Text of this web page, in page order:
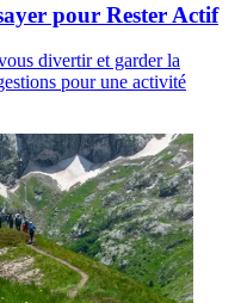
pour Rester Actif
divertir et garder la
pour une activité